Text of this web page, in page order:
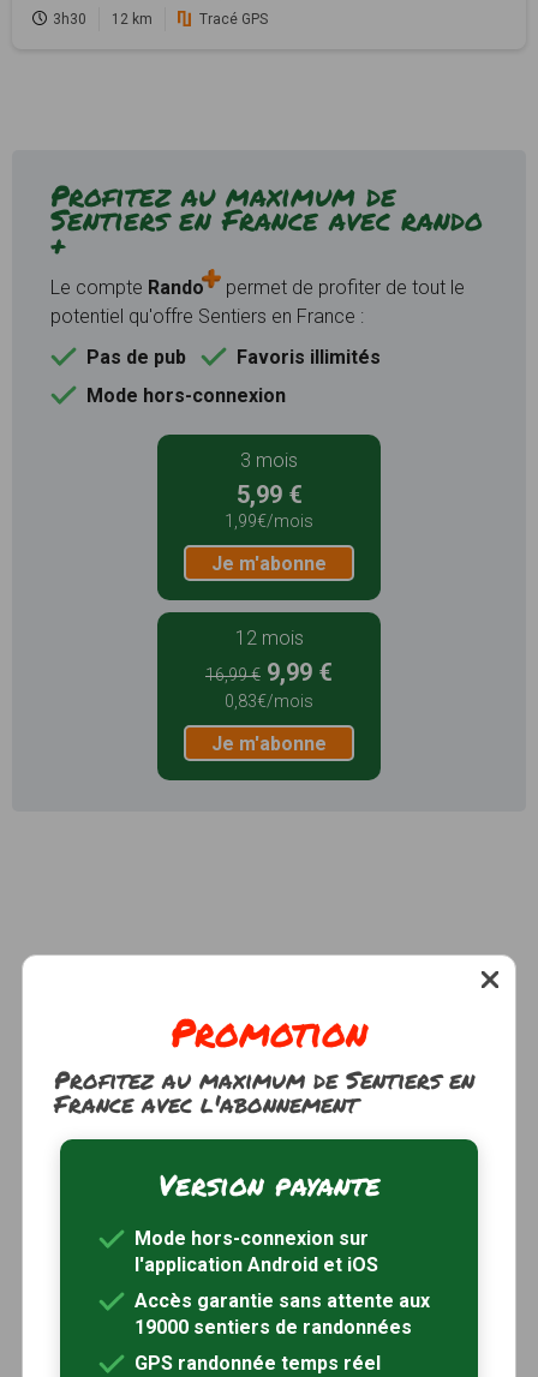
3h30 12 km Tracé GPS
Profitez au maximum de
Sentiers en France avec rando
+
Le compte Rando
permet de profiter de tout le
potentiel qu'offre Sentiers en France :
Pas de pub
Favoris illimités
Mode hors-connexion
3 mois
5,99 €
1,99€/mois
Je m'abonne
12 mois
16,99 € 9,99 €
0,83€/mois
Je m'abonne
Promotion
Profitez au maximum de Sentiers en
France avec l'abonnement
Version payante
Mode hors-connexion sur
l'application Android et iOS
Accès garantie sans attente aux
19000 sentiers de randonnées
GPS randonnée temps réel